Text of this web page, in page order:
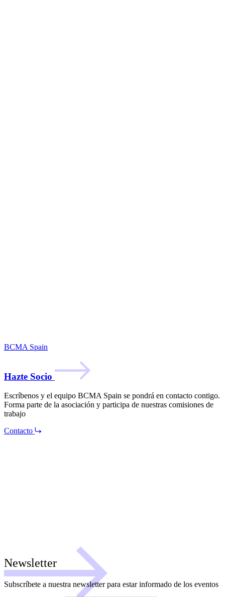
BCMA Spain
Hazte Socio
Escríbenos y el equipo BCMA Spain se pondrá en contacto contigo.
Forma parte de la asociación y participa de nuestras comisiones de
trabajo
Contacto
Newsletter
Subscríbete a nuestra newsletter para estar informado de los eventos